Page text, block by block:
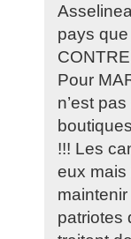
pays que
Pour
n’est
!!! Les
eux mais
patriotes